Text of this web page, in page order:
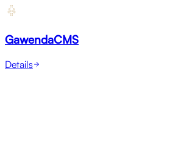
GawendaCMS
Details